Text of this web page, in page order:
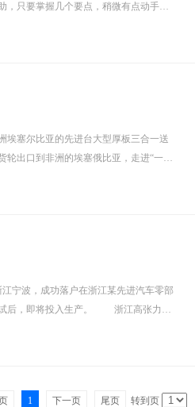
，只要掌握几个要点，稍微有点动手能
埃塞尔比亚的先进台大型厚板三合一送
轮出口到非洲的埃塞俄比亚，走进“一带
宁波，成功落户在浙江某先进汽车零部
入生产。 浙江高张力三
1 下一页 尾页 转到页